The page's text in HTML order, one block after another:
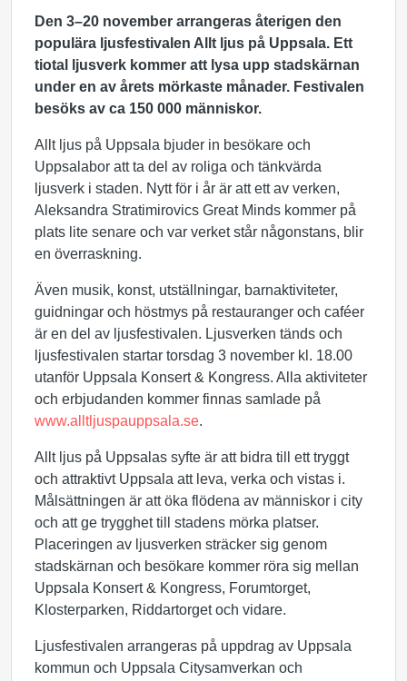
Den 3–20 november arrangeras återigen den
populära ljusfestivalen Allt ljus på Uppsala. Ett
tiotal ljusverk kommer att lysa upp stadskärnan
under en av årets mörkaste månader. Festivalen
besöks av ca 150 000 människor.
Allt ljus på Uppsala bjuder in besökare och
Uppsalabor att ta del av roliga och tänkvärda
ljusverk i staden. Nytt för i år är att ett av verken,
Aleksandra Stratimirovics Great Minds kommer på
plats lite senare och var verket står någonstans, blir
en överraskning.
Även musik, konst, utställningar, barnaktiviteter,
guidningar och höstmys på restauranger och caféer
är en del av ljusfestivalen. Ljusverken tänds och
ljusfestivalen startar torsdag 3 november kl. 18.00
utanför Uppsala Konsert & Kongress. Alla aktiviteter
och erbjudanden kommer finnas samlade på
www.alltljuspauppsala.se.
Allt ljus på Uppsalas syfte är att bidra till ett tryggt
och attraktivt Uppsala att leva, verka och vistas i.
Målsättningen är att öka flödena av människor i city
och att ge trygghet till stadens mörka platser.
Placeringen av ljusverken sträcker sig genom
stadskärnan och besökare kommer röra sig mellan
Uppsala Konsert & Kongress, Forumtorget,
Klosterparken, Riddartorget och vidare.
Ljusfestivalen arrangeras på uppdrag av Uppsala
kommun och Uppsala Citysamverkan och